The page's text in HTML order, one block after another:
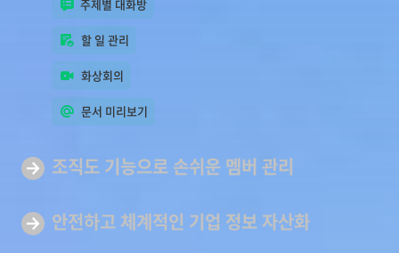
주제별 대화방
할 일 관리
화상회의
문서 미리보기
조직도 기능으로 손쉬운 멤버 관리
안전하고 체계적인 기업 정보 자산화